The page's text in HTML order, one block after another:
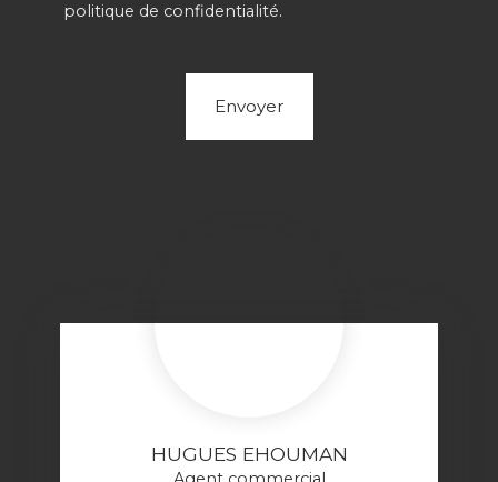
politique de confidentialité.
Envoyer
HUGUES EHOUMAN